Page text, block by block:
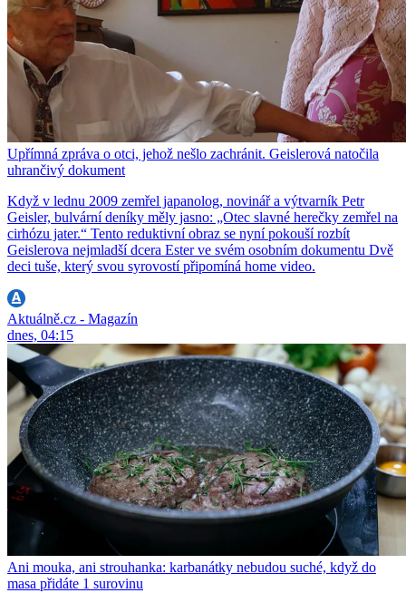
Upřímná zpráva o otci, jehož nešlo zachránit. Geislerová natočila
uhrančivý dokument
Když v lednu 2009 zemřel japanolog, novinář a výtvarník Petr
Geisler, bulvární deníky měly jasno: „Otec slavné herečky zemřel na
cirhózu jater.“ Tento reduktivní obraz se nyní pokouší rozbít
Geislerova nejmladší dcera Ester ve svém osobním dokumentu Dvě
deci tuše, který svou syrovostí připomíná home video.
Aktuálně.cz - Magazín
dnes, 04:15
Ani mouka, ani strouhanka: karbanátky nebudou suché, když do
masa přidáte 1 surovinu